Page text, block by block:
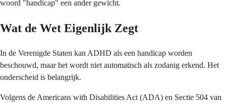
woord "handicap" een ander gewicht.
Wat de Wet Eigenlijk Zegt
In de Verenigde Staten kan ADHD als een handicap worden
beschouwd, maar het wordt niet automatisch als zodanig erkend. Het
onderscheid is belangrijk.
Volgens de Americans with Disabilities Act (ADA) en Sectie 504 van